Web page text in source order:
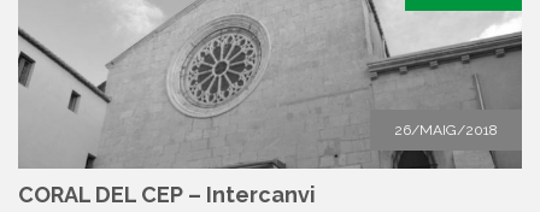
26/MAIG/2018
CORAL DEL CEP – Intercanvi